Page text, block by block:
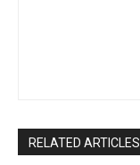
RELATED ARTICLES